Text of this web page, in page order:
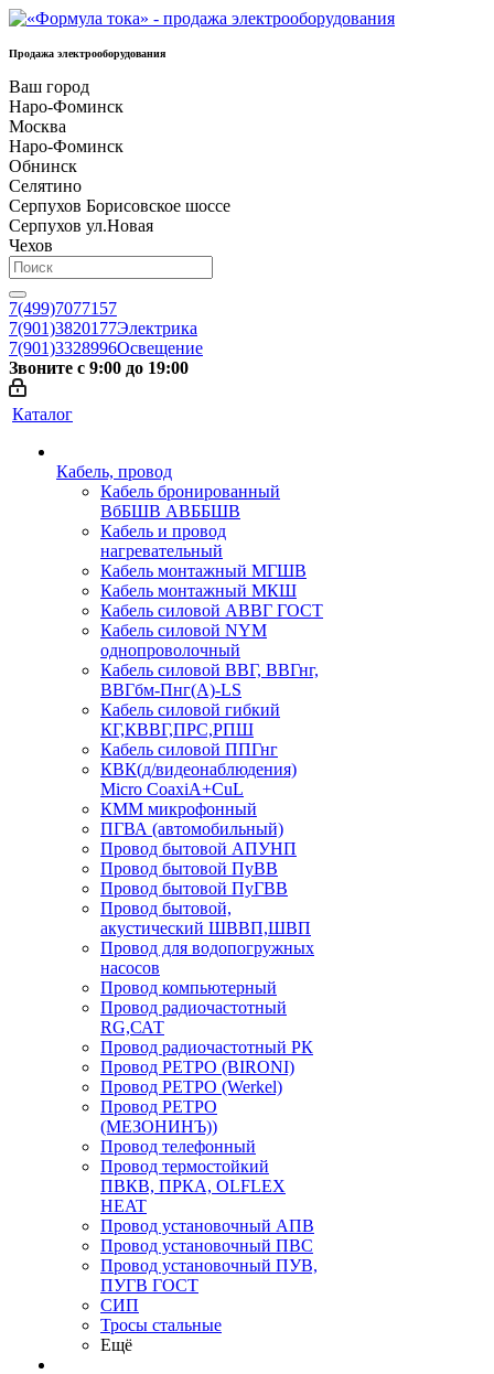
Продажа электрооборудования
Ваш город
Наро-Фоминск
Москва
Наро-Фоминск
Обнинск
Селятино
Серпухов Борисовское шоссе
Серпухов ул.Новая
Чехов
7(499)7077157
7(901)3820177Электрика
7(901)3328996Освещение
Звоните с 9:00 до 19:00
Каталог
Кабель, провод
Кабель бронированный
ВбБШВ АВББШВ
Кабель и провод
нагревательный
Кабель монтажный МГШВ
Кабель монтажный МКШ
Кабель силовой АВВГ ГОСТ
Кабель силовой NYM
однопроволочный
Кабель силовой ВВГ, ВВГнг,
ВВГбм-Пнг(А)-LS
Кабель силовой гибкий
КГ,КВВГ,ПРС,РПШ
Кабель силовой ППГнг
КВК(д/видеонаблюдения)
Micro CoaxiA+CuL
КММ микрофонный
ПГВА (автомобильный)
Провод бытовой АПУНП
Провод бытовой ПуВВ
Провод бытовой ПуГВВ
Провод бытовой,
акустический ШВВП,ШВП
Провод для водопогружных
насосов
Провод компьютерный
Провод радиочастотный
RG,САТ
Провод радиочастотный РК
Провод РЕТРО (BIRONI)
Провод РЕТРО (Werkel)
Провод РЕТРО
(МЕЗОНИНЪ))
Провод телефонный
Провод термостойкий
ПВКВ, ПРКА, OLFLEX
HEAT
Провод установочный АПВ
Провод установочный ПВС
Провод установочный ПУВ,
ПУГВ ГОСТ
СИП
Тросы стальные
Ещё